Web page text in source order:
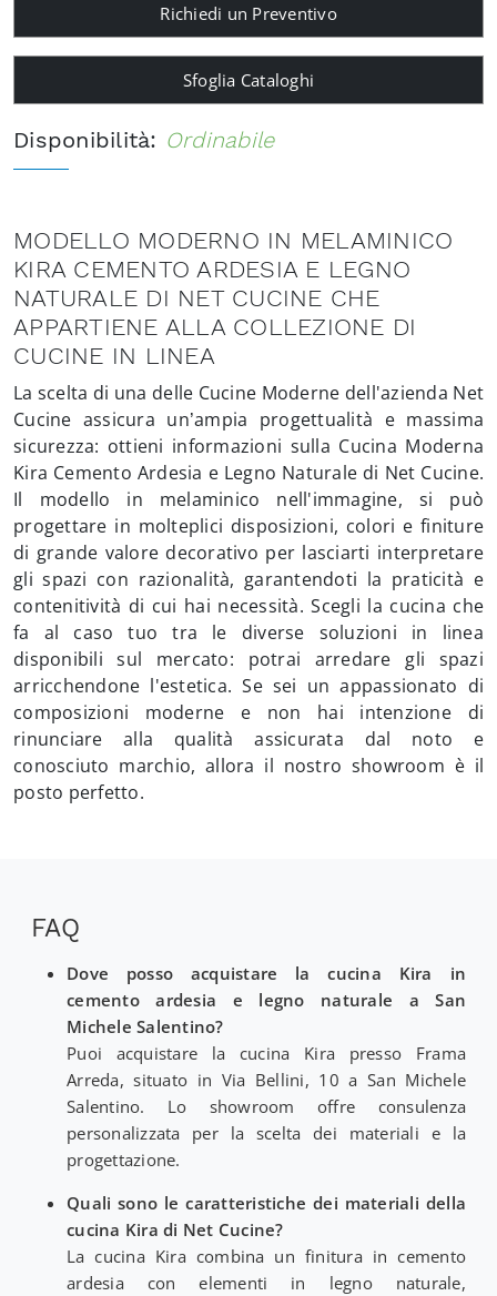
Richiedi un Preventivo
Sfoglia Cataloghi
Disponibilità: Ordinabile
MODELLO MODERNO IN MELAMINICO
KIRA CEMENTO ARDESIA E LEGNO
NATURALE DI NET CUCINE CHE
APPARTIENE ALLA COLLEZIONE DI
CUCINE IN LINEA
La scelta di una delle Cucine Moderne dell'azienda Net
Cucine assicura un’ampia progettualità e massima
sicurezza: ottieni informazioni sulla Cucina Moderna
Kira Cemento Ardesia e Legno Naturale di Net Cucine.
Il modello in melaminico nell'immagine, si può
progettare in molteplici disposizioni, colori e finiture
di grande valore decorativo per lasciarti interpretare
gli spazi con razionalità, garantendoti la praticità e
contenitività di cui hai necessità. Scegli la cucina che
fa al caso tuo tra le diverse soluzioni in linea
disponibili sul mercato: potrai arredare gli spazi
arricchendone l'estetica. Se sei un appassionato di
composizioni moderne e non hai intenzione di
rinunciare alla qualità assicurata dal noto e
conosciuto marchio, allora il nostro showroom è il
posto perfetto.
FAQ
Dove posso acquistare la cucina Kira in
cemento ardesia e legno naturale a San
Michele Salentino?
Puoi acquistare la cucina Kira presso Frama
Arreda, situato in Via Bellini, 10 a San Michele
Salentino. Lo showroom offre consulenza
personalizzata per la scelta dei materiali e la
progettazione.
Quali sono le caratteristiche dei materiali della
cucina Kira di Net Cucine?
La cucina Kira combina un finitura in cemento
ardesia con elementi in legno naturale,